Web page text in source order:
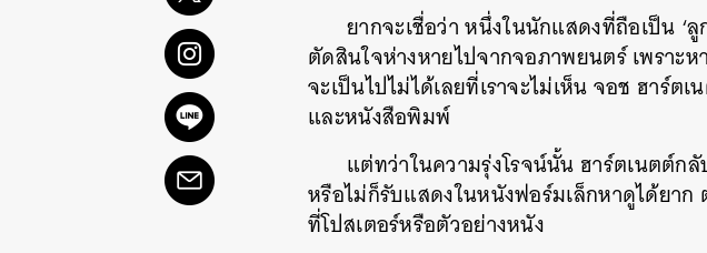
ยากจะเชื่อว่า หนึ่งในนักแสดงที่ถือเป็น ‘
ตัดสินใจห่างหายไปจากจอภาพยนตร์ เพราะ
จะเป็นไปไม่ได้เลยที่เราจะไม่เห็น จอช ฮาร์
และหนังสือพิมพ์
แต่ทว่าในความรุ่งโรจน์นั้น ฮาร์ตเนตต์ก
หรือไม่ก็รับแสดงในหนังฟอร์มเล็กหาดูได้ยา
ที่โปสเตอร์หรือตัวอย่างหนัง